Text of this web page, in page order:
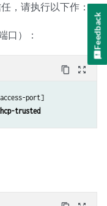
，请执行以下作：
口）：
content_copy zoom_out_map
port]
0/0/8 no-dhcp-
Feedback